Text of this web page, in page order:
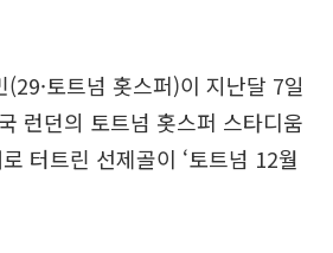
(29·토트넘 홋스퍼)이 지난달 7일
런던의 토트넘 홋스퍼 스타디움
터트린 선제골이 ‘토트넘 12월